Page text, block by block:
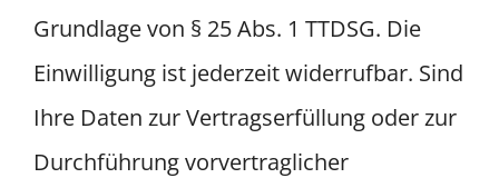
Grundlage von § 25 Abs. 1 TTDSG. Die
Einwilligung ist jederzeit widerrufbar. Sind
Ihre Daten zur Vertragserfüllung oder zur
Durchführung vorvertraglicher